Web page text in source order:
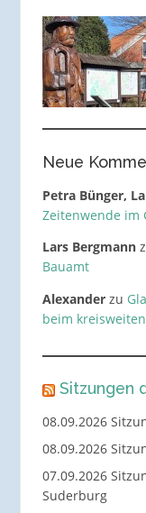
Neue
Petra Bünger,
Zeitenwende im
Lars Bergmann
Bauamt
Alexanderzu
beim
Sitzungen
08.09.2026
08.09.2026
07.09.2026
Suderburg